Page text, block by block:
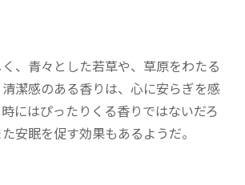
、青々とした若草や、草原をわたる
潔感のある香りは、心に安らぎを感
にはぴったりくる香りではないだろ
安眠を促す効果もあるようだ。